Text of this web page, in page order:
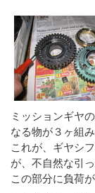
ミッションギヤ
なる物が３ヶ組
これが、ギヤシ
が、不自然な引
この部分に負荷